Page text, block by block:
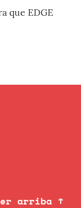
que EDGE
arriba ↑